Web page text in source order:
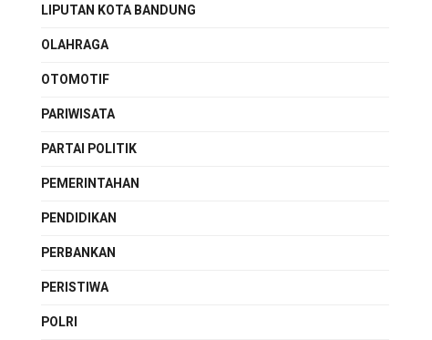
LIPUTAN KOTA BANDUNG
OLAHRAGA
OTOMOTIF
PARIWISATA
PARTAI POLITIK
PEMERINTAHAN
PENDIDIKAN
PERBANKAN
PERISTIWA
POLRI